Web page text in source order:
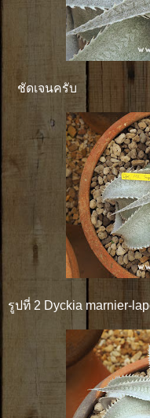
ชัดเจนครับ
รูปที่ 2 Dyckia marnier-